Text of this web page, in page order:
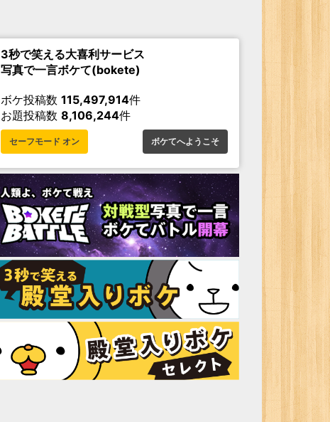
3秒で笑える大喜利サービス
写真で一言ボケて(bokete)
ボケ投稿数 115,497,914件
お題投稿数 8,106,244件
セーフモード オン ボケてへようこそ